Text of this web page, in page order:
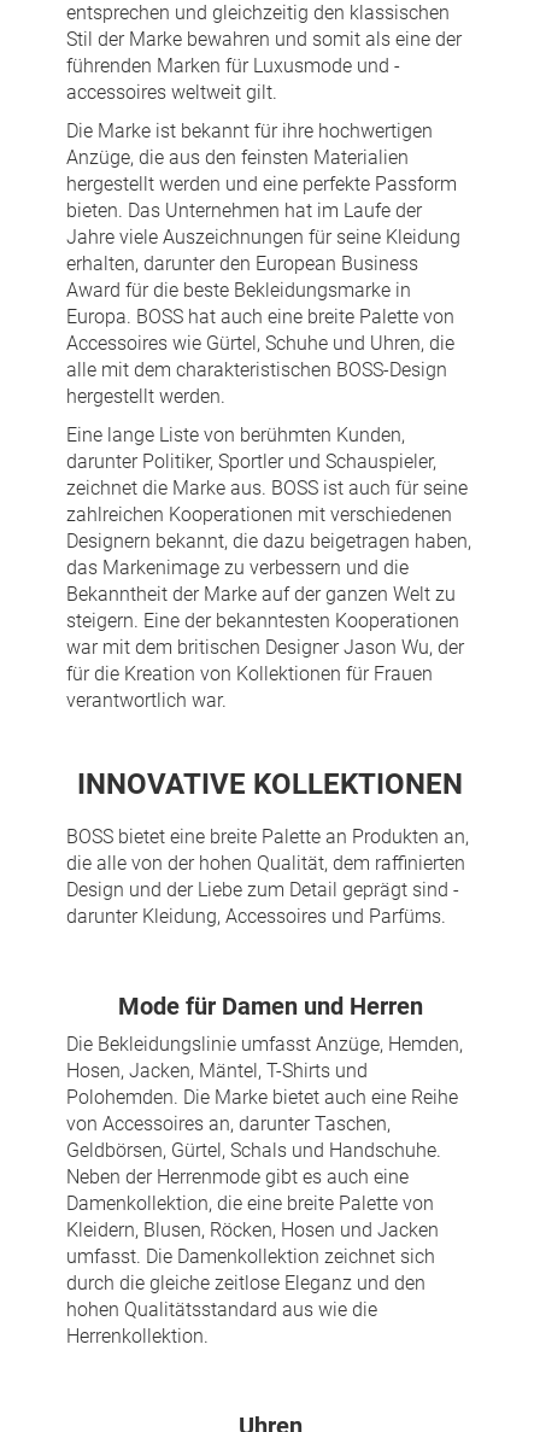
entsprechen und gleichzeitig den klassischen
Stil der Marke bewahren und somit als eine der
führenden Marken für Luxusmode und -
accessoires weltweit gilt.
Die Marke ist bekannt für ihre hochwertigen
Anzüge, die aus den feinsten Materialien
hergestellt werden und eine perfekte Passform
bieten. Das Unternehmen hat im Laufe der
Jahre viele Auszeichnungen für seine Kleidung
erhalten, darunter den European Business
Award für die beste Bekleidungsmarke in
Europa. BOSS hat auch eine breite Palette von
Accessoires wie Gürtel, Schuhe und Uhren, die
alle mit dem charakteristischen BOSS-Design
hergestellt werden.
Eine lange Liste von berühmten Kunden,
darunter Politiker, Sportler und Schauspieler,
zeichnet die Marke aus. BOSS ist auch für seine
zahlreichen Kooperationen mit verschiedenen
Designern bekannt, die dazu beigetragen haben,
das Markenimage zu verbessern und die
Bekanntheit der Marke auf der ganzen Welt zu
steigern. Eine der bekanntesten Kooperationen
war mit dem britischen Designer Jason Wu, der
für die Kreation von Kollektionen für Frauen
verantwortlich war.
INNOVATIVE KOLLEKTIONEN
BOSS bietet eine breite Palette an Produkten an,
die alle von der hohen Qualität, dem raffinierten
Design und der Liebe zum Detail geprägt sind -
darunter Kleidung, Accessoires und Parfüms.
Mode für Damen und Herren
Die Bekleidungslinie umfasst Anzüge, Hemden,
Hosen, Jacken, Mäntel, T-Shirts und
Polohemden. Die Marke bietet auch eine Reihe
von Accessoires an, darunter Taschen,
Geldbörsen, Gürtel, Schals und Handschuhe.
Neben der Herrenmode gibt es auch eine
Damenkollektion, die eine breite Palette von
Kleidern, Blusen, Röcken, Hosen und Jacken
umfasst. Die Damenkollektion zeichnet sich
durch die gleiche zeitlose Eleganz und den
hohen Qualitätsstandard aus wie die
Herrenkollektion.